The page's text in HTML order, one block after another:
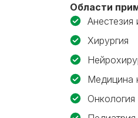
Области
Анестезия
Хирургия
Медицина
Онкология